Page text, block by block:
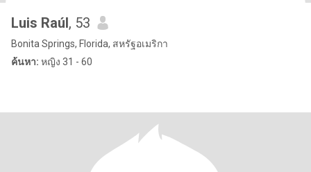
Luis Raúl, 53
Bonita Springs, Florida, สหรัฐอเมริกา
ค้นหา: หญิง 31 - 60